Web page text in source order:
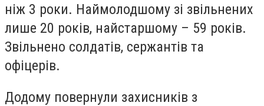
ніж 3 роки. Наймолодшому зі звільнених
лише 20 років, найстаршому – 59 років.
Звільнено солдатів, сержантів та
офіцерів.
Додому повернули захисників з